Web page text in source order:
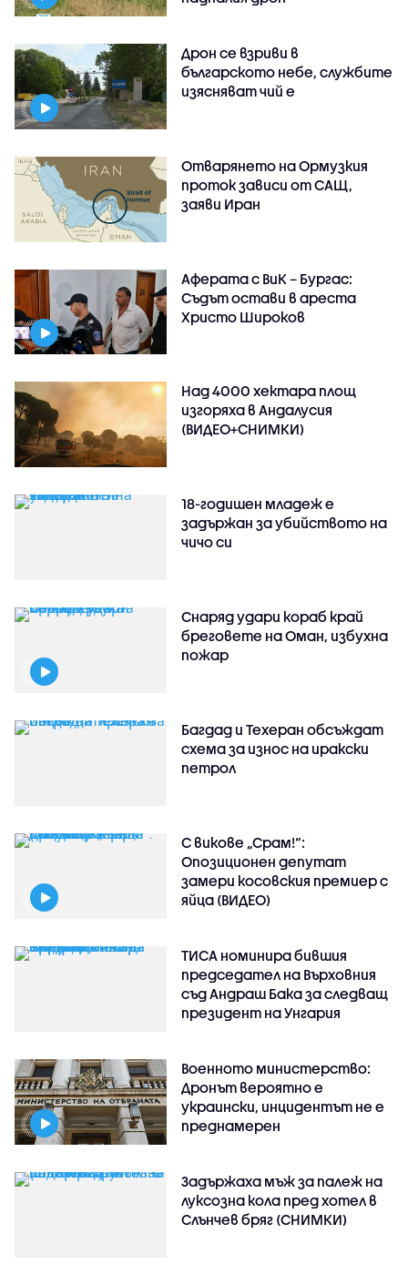
Дрон се взриви в
българското небе, службите
изясняват чий е
Отварянето на Ормузкия
проток зависи от САЩ,
заяви Иран
Аферата с ВиК – Бургас:
Съдът остави в ареста
Христо Широков
Над 4000 хектара площ
изгоряха в Андалусия
(ВИДЕО+СНИМКИ)
18-годишен младеж е
задържан за убийството на
чичо си
Снаряд удари кораб край
бреговете на Оман, избухна
пожар
Багдад и Техеран обсъждат
схема за износ на иракски
петрол
С викове „Срам!“:
Опозиционен депутат
замери косовския премиер с
яйца (ВИДЕО)
ТИСА номинира бившия
председател на Върховния
съд Андраш Бака за следващ
президент на Унгария
Военното министерство:
Дронът вероятно е
украински, инцидентът не е
преднамерен
Задържаха мъж за палеж на
луксозна кола пред хотел в
Слънчев бряг (СНИМКИ)